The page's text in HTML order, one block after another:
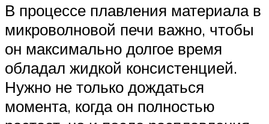
В процессе плавления материала в
микроволновой печи важно, чтобы
он максимально долгое время
обладал жидкой консистенцией.
Нужно не только дождаться
момента, когда он полностью